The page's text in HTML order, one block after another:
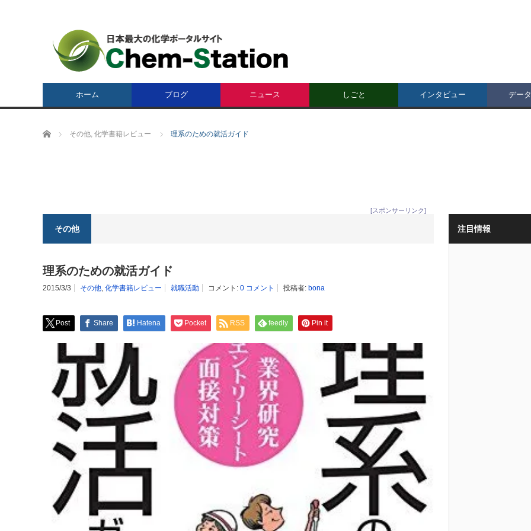
ホーム ブログ ニュース しごと インタビュー デー
ホーム その他, 化学書籍レビュー 理系のための就活ガイド
[スポンサーリンク]
その他
理系のための就活ガイド
2015/3/3 その他, 化学書籍レビュー 就職活動 コメント: 0 コメント 投稿者: bona
Post Share Hatena Pocket RSS feedly Pin it
注目情報